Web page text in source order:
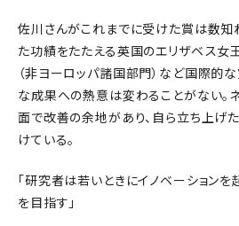
佐川さんがこれまでに受けた賞は数知
た功績をたたえる英国のエリザベス女
（非ヨーロッパ諸国部門）など国際的
な成果への熱意は変わることがない。
面で改善の余地があり、自ら立ち上げ
けている。
「研究者は若いときにイノベーション
を目指す」